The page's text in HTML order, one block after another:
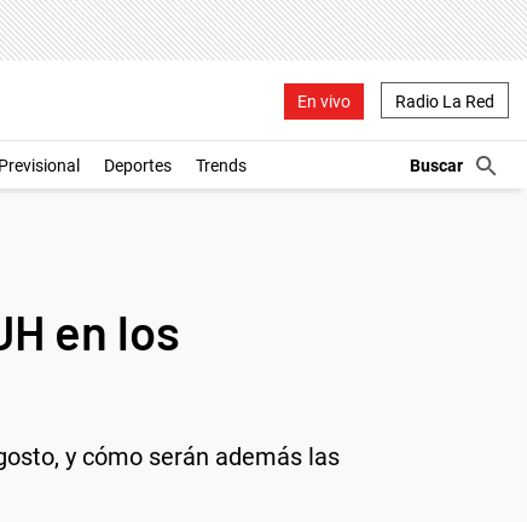
En vivo Radio La Red
Previsional Deportes Trends
en los
y cómo serán además las